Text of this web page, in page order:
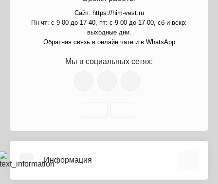
Сайт: https://him-vest.ru
Пн-чт: с 9-00 до 17-40, пт: с 9-00 до 17-00, сб и вскр:
выходные дни.
Обратная связь в онлайн чате и в WhatsApp
Мы в социальных сетях:
Информация